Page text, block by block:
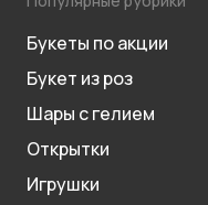
Букеты по акции
Букет из роз
Шары с гелием
Открытки
Игрушки